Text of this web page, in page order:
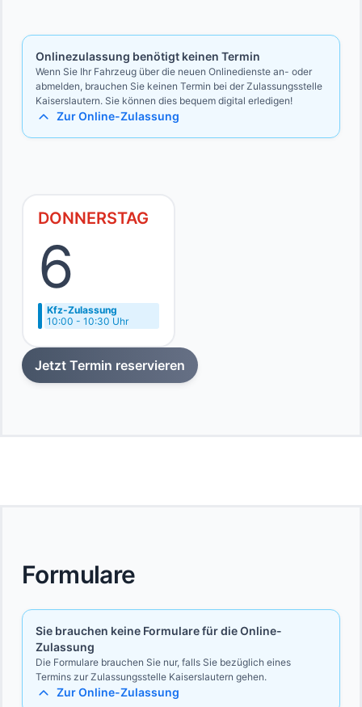
Onlinezulassung benötigt keinen Termin
Wenn Sie Ihr Fahrzeug über die neuen Onlinedienste an- oder
abmelden, brauchen Sie keinen Termin bei der Zulassungsstelle
Kaiserslautern. Sie können dies bequem digital erledigen!
Zur Online-Zulassung
DONNERSTAG
6
Kfz-Zulassung
10:00 - 10:30 Uhr
Jetzt Termin reservieren
Formulare
Sie brauchen keine Formulare für die Online-
Zulassung
Die Formulare brauchen Sie nur, falls Sie bezüglich eines
Termins zur Zulassungsstelle Kaiserslautern gehen.
Zur Online-Zulassung